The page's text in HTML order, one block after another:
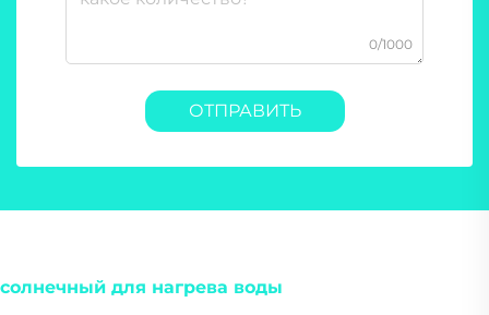
0/1000
ОТПРАВИТЬ
солнечный для нагрева воды